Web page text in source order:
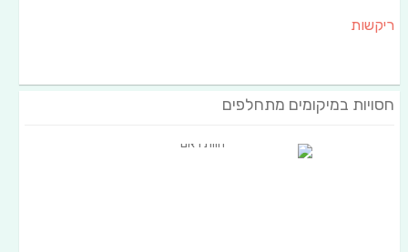
ריקשות
חסויות במיקומים מתחלפים